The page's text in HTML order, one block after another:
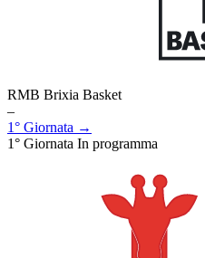
RMB Brixia Basket
–
1° Giornata →
1° Giornata In programma